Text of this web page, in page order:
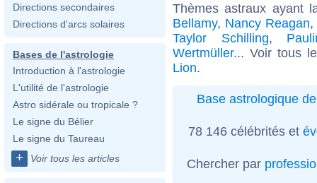
Directions secondaires
Directions d'arcs solaires
Bases de l'astrologie
Introduction à l'astrologie
L'utilité de l'astrologie
Astro sidérale ou tropicale ?
Le signe du Bélier
Le signe du Taureau
+ Voir tous les articles
Thèmes astraux ayant
Bellamy, Nancy Reagan,
Taylor Schilling,
Wertmüller... Voir tous
Lion.
Base astrologique
78 146 célébrités et
Chercher par